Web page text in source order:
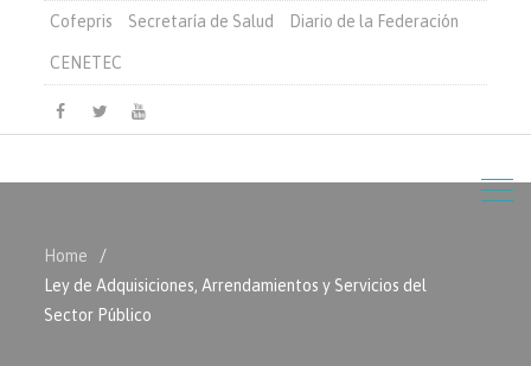
Cofepris Secretaría de Salud Diario de la Federación
CENETEC
Facebook
TwitterYoutube
Home
Ley de Adquisiciones, Arrendamientos y Servicios del
Sector Público